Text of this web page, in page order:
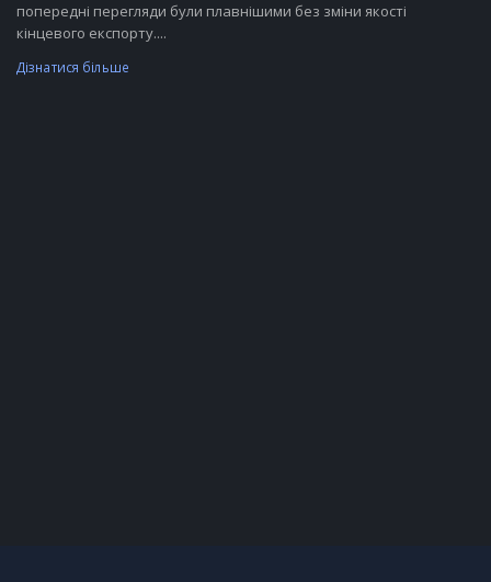
попередні перегляди були плавнішими без зміни якості
кінцевого експорту....
Дізнатися більше